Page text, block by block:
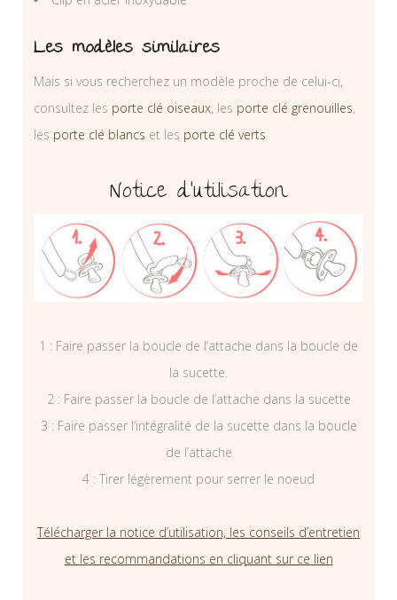
Les modèles similaires
Mais si vous recherchez un modèle proche de celui-ci,
consultez les porte clé oiseaux, les porte clé grenouilles,
les porte clé blancs et les porte clé verts
Notice d’utilisation
1 : Faire passer la boucle de l’attache dans la boucle de
la sucette.
2 : Faire passer la boucle de l’attache dans la sucette
3 : Faire passer l’intégralité de la sucette dans la boucle
de l’attache
4 : Tirer légèrement pour serrer le noeud
Télécharger la notice d’utilisation, les conseils d’entretien
et les recommandations en cliquant sur ce lien